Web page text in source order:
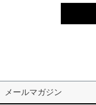
メールマガジン